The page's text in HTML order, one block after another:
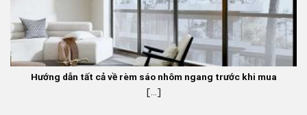
Hướng dẫn tất cả về rèm sáo nhôm ngang trước khi mua
[...]